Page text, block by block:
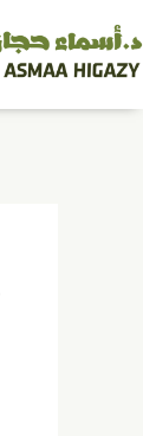
تخطي
إلى